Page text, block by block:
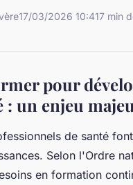
17/03/2026 10:417 min
pour
: un enjeu
de santé
Selon l'Ordre
en formation